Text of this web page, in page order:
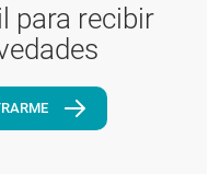
para recibir